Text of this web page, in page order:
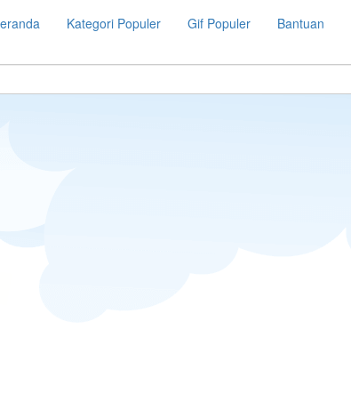
Kategori Populer Gif Populer Bantuan